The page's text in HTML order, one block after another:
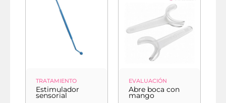
TRATAMIENTO
Estimulador
sensorial
EVALUACIÓN
Abre boca con
mango